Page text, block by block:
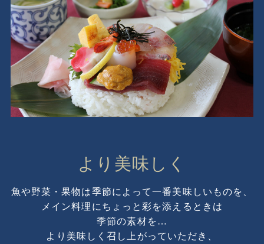
より美味しく
魚や野菜・果物は季節によって一番美味しいものを、
メイン料理にちょっと彩を添えるときは
季節の素材を…
より美味しく召し上がっていただき、